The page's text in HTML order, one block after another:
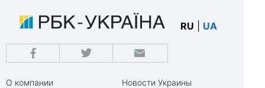
RU UA
О компании
Новости Украины